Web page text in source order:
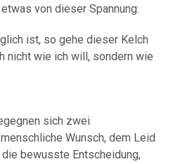
von dieser Spannung:
ist, so gehe dieser Kelch
nicht wie ich will, sondern wie
sich zwei
Wunsch, dem Leid
bewusste Entscheidung,